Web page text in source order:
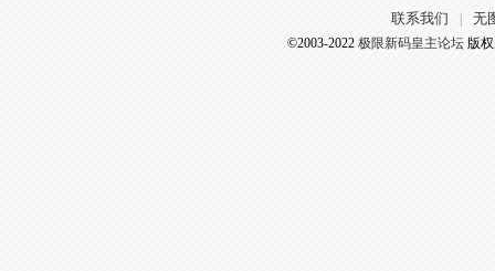
联系我们 无
©2003-2022 极限新码皇主论坛版权